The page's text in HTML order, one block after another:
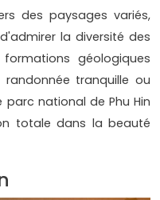
des paysages variés,
la diversité des
géologiques
tranquille ou
parc national de Phu Hin
totale dans la beauté